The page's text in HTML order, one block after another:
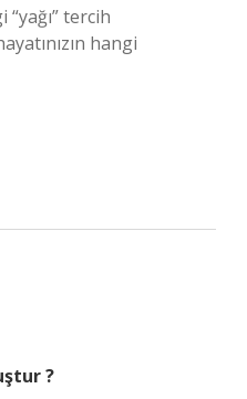
tercih
hangi
?